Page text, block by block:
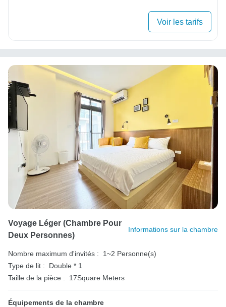
Voir les tarifs
Voyage Léger (chambre Pour
Deux Personnes)
Informations sur la chambre
Nombre maximum d'invités :
1~2 Personne(s)
Type de lit :
Double * 1
Taille de la pièce :
17Square Meters
Équipements de la chambre